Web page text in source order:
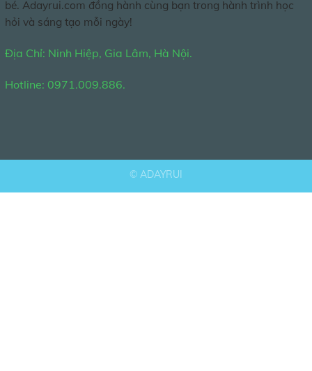
bé. Adayrui.com đồng hành cùng bạn trong hành trình học
hỏi và sáng tạo mỗi ngày!
Địa Chỉ: Ninh Hiệp, Gia Lâm, Hà Nội.
Hotline: 0971.009.886.
© ADAYRUI